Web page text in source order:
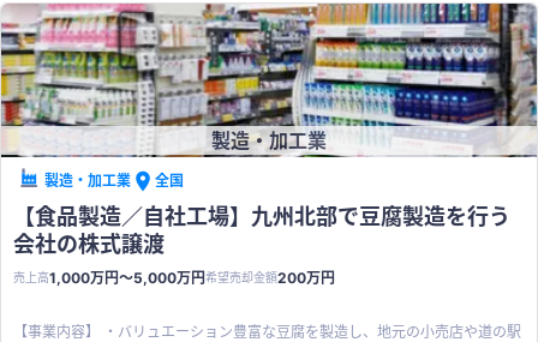
製造・加工業
製造・加工業 全国
【食品製造／自社工場】九州北部で豆腐製造を行う
会社の株式譲渡
売上高1,000万円〜5,000万円希望売却金額200万円
【事業内容】 ・バリュエーション豊富な豆腐を製造し、地元の小売店や道の駅